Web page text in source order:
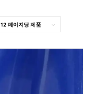
12 페이지당 제품